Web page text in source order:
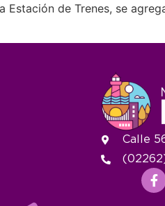
de Trenes, se
Calle